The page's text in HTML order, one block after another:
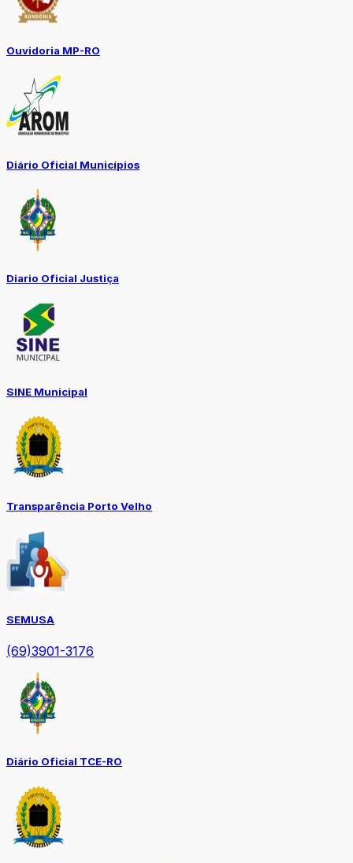
Ouvidoria MP-RO
Diário Oficial Municípios
Diario Oficial Justiça
SINE Municipal
Transparência Porto Velho
SEMUSA
(69)3901-3176
Diário Oficial TCE-RO